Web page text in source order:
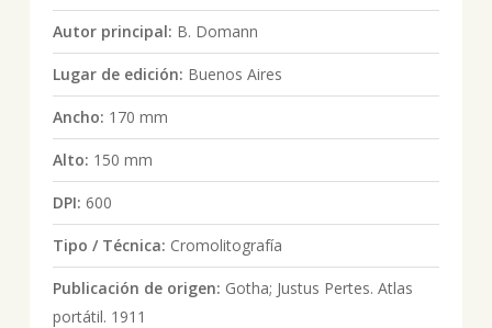
Autor principal: B. Domann
Lugar de edición: Buenos Aires
Ancho: 170 mm
Alto: 150 mm
DPI: 600
Tipo / Técnica: Cromolitografía
Publicación de origen: Gotha; Justus Pertes. Atlas
portátil. 1911